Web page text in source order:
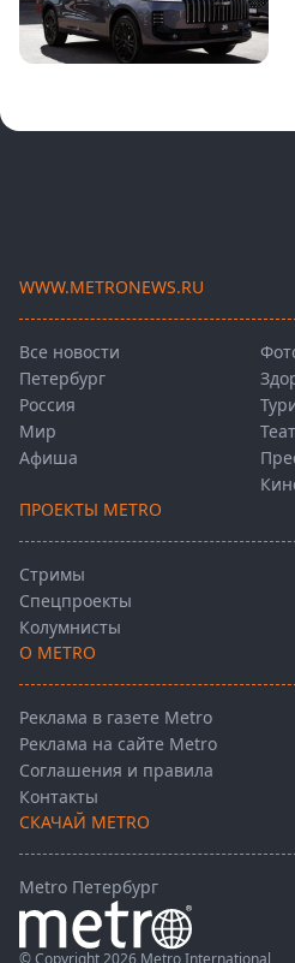
WWW.METRONEWS.RU
Все новости
Петербург
Россия
Мир
Афиша
ПРОЕКТЫ METRO
Стримы
Спецпроекты
Колумнисты
О METRO
Реклама в газете Metro
Реклама на сайте Metro
Соглашения и правила
Контакты
СКАЧАЙ METRO
Metro Петербург